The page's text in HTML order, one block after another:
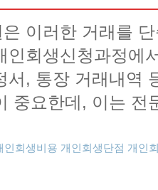
이러한 거래를
회생신청과정에
, 통장 거래내역
중요한데, 이는 전
인회생비용 개인회생단점 개인